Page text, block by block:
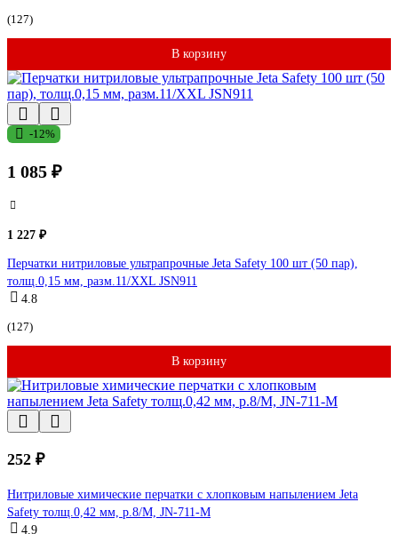
(127)
В корзину
-12%
1 085 ₽
1 227 ₽
Перчатки нитриловые ультрапрочные Jeta Safety 100 шт (50 пар),
толщ.0,15 мм, разм.11/XXL JSN911
4.8
(127)
В корзину
252 ₽
Нитриловые химические перчатки с хлопковым напылением Jeta
Safety толщ.0,42 мм, р.8/М, JN-711-M
4.9